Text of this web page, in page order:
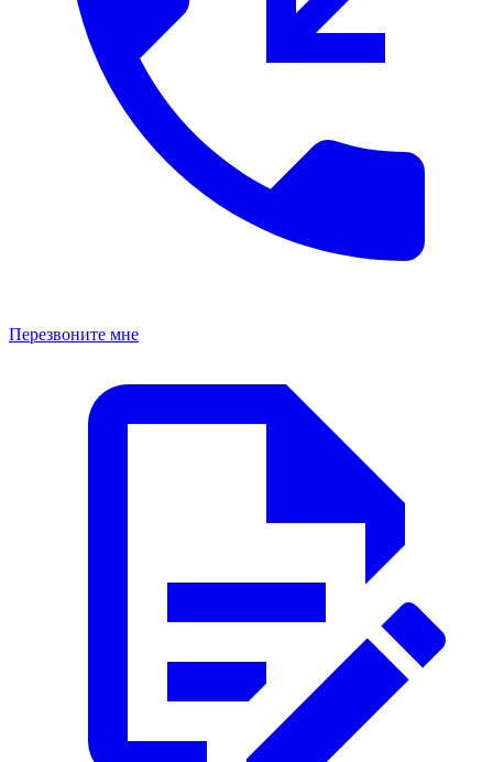
Перезвоните мне